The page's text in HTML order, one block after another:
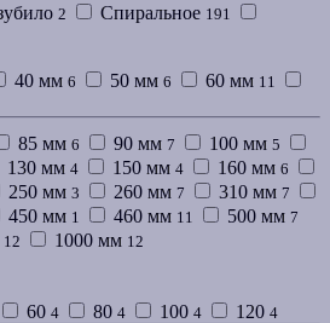
2 Спиральное 191
40 мм 6 50 мм 6 60 мм 11
85 мм 6 90 мм 7 100 мм 5
130 мм 4 150 мм 4 160 мм 6
250 мм 3 260 мм 7 310 мм 7
450 мм 1 460 мм 11 500 мм 7
12 1000 мм 12
60 4 80 4 100 4 120 4